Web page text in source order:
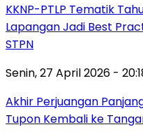
KKNP-PTLP Tematik
Lapangan Jadi Best
STPN
Senin, 27 April 2026 -
Akhir Perjuangan
Tupon Kembali ke